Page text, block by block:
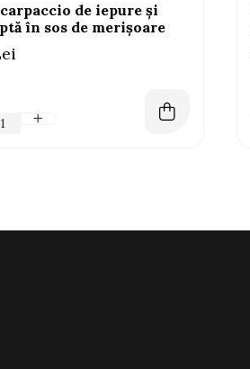
de iepure și
în sos de merișoare